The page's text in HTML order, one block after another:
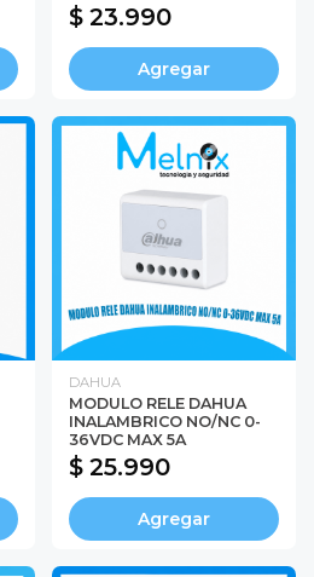
$ 23.990
Agregar
DAHUA
MODULO RELE DAHUA
INALAMBRICO NO/NC 0-
36VDC MAX 5A
$ 25.990
Agregar